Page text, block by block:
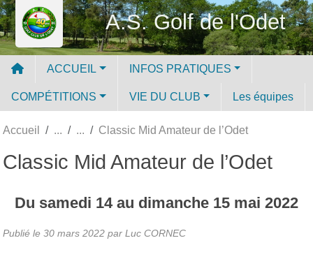
A.S. Golf de l'Odet
ACCUEIL INFOS PRATIQUES
COMPÉTITIONS VIE DU CLUB Les équipes
Accueil Classic Mid Amateur de l’Odet
Classic Mid Amateur de l’Odet
Du samedi 14au dimanche 15 mai 2022
Publié le 30 mars 2022 par Luc CORNEC
Panneau de gestion des cookies